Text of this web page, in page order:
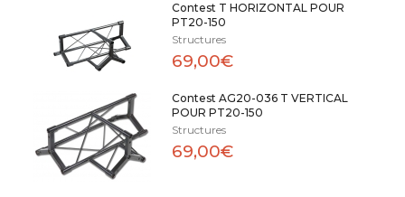
Contest T HORIZONTAL POUR
PT20-150
Structures
69,00€
Contest AG20-036 T VERTICAL
POUR PT20-150
Structures
69,00€